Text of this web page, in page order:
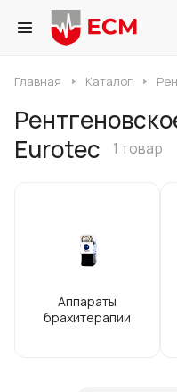
Главная Каталог
Eurotec
1 товар
Аппараты
брахитерапии